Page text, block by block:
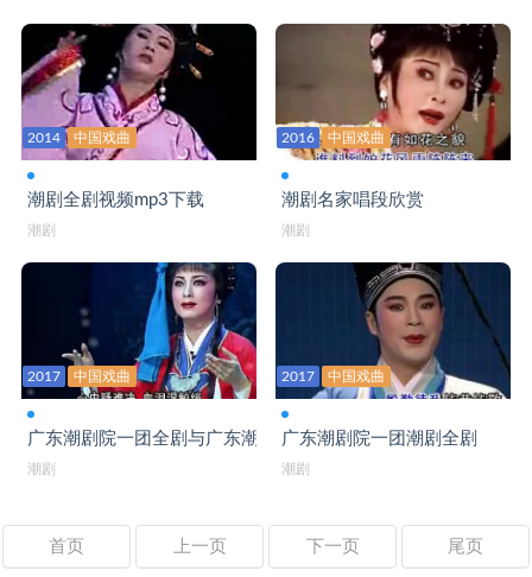
2014 中国戏曲
潮剧全剧视频mp3下载
潮剧
2016 中国戏曲
潮剧名家唱段欣赏
潮剧
2017 中国戏曲
广东潮剧院一团全剧与广东潮剧院二团三团潮剧
潮剧
2017 中国戏曲
广东潮剧院一团潮剧全剧
潮剧
首页 上一页 下一页 尾页